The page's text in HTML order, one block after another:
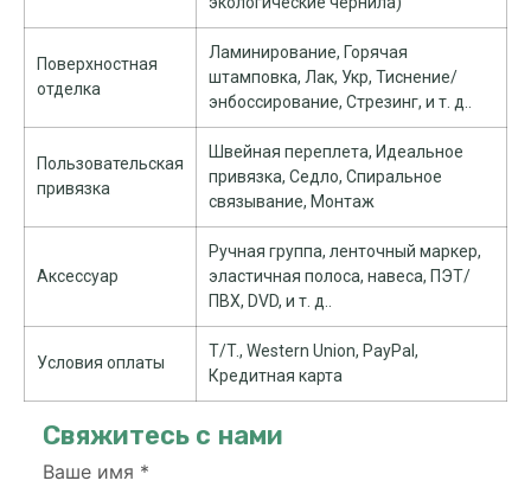
Поверхностная
отделка
Ламинирование, Горячая
штамповка, Лак, Укр, Тиснение/
энбоссирование, Стрезинг, и т. д..
Пользовательская
привязка
Швейная переплета, Идеальное
привязка, Седло, Спиральное
связывание, Монтаж
Аксессуар
Ручная группа, ленточный маркер,
эластичная полоса, навеса, ПЭТ/
ПВХ, DVD, и т. д..
Условия оплаты
T/T., Western Union, PayPal,
Кредитная карта
Свяжитесь с нами
Ваше имя *